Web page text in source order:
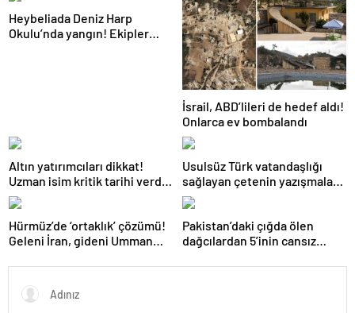
Heybeliada Deniz Harp
Okulu’nda yangın! Ekipler
İsrail, ABD’lileri de hedef aldı!
Onlarca ev bombalandı
Altın yatırımcıları dikkat!
Uzman isim kritik tarihi verdi:
Bu veri her şeyi değiştirebilir
Usulsüz Türk vatandaşlığı
sağlayan çetenin yazışmaları
ortaya çıktı!
Hürmüz’de ‘ortaklık’ çözümü!
Geleni İran, gideni Umman
Pakistan’daki çığda ölen
dağcılardan 5’inin cansız
dağdan alındı